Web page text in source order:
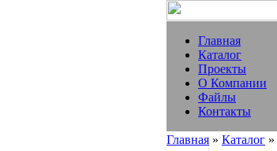
Главная
Каталог
Проекты
О Компании
Файлы
Контакты
Главная » Каталог »